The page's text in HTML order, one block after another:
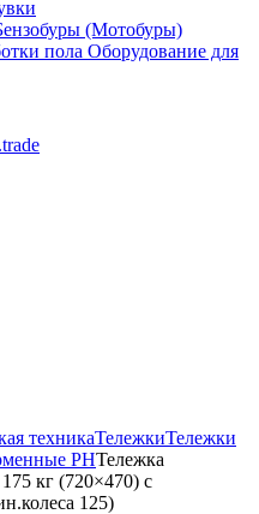
(Мотобуры)
Оборудование для
техникаТележкиТележки
PHТележка
кг (720×470) c
125)